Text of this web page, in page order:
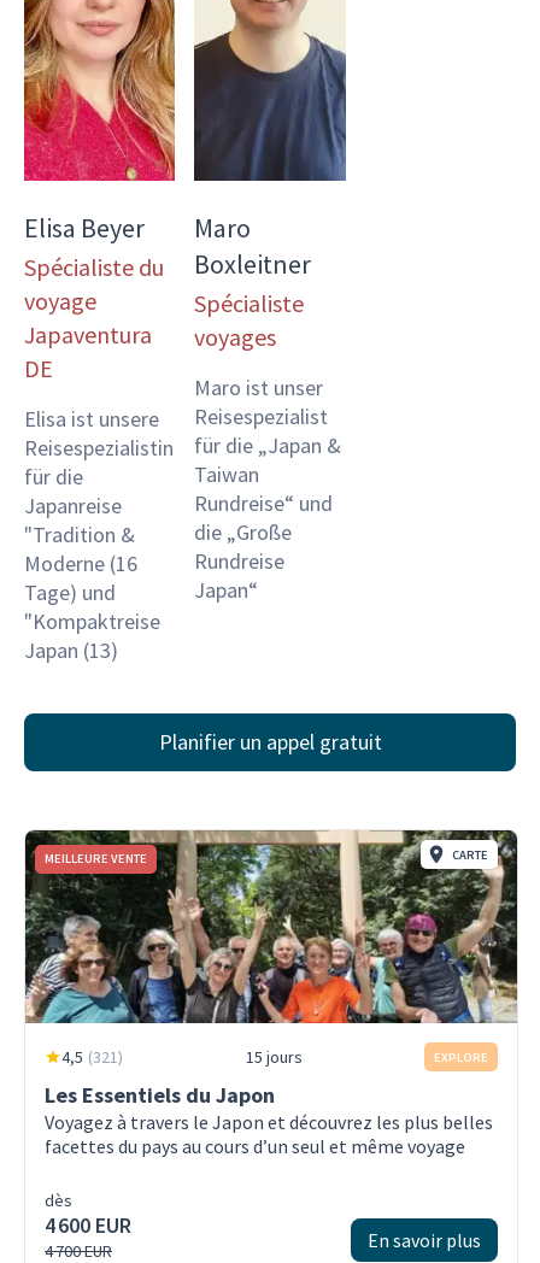
Elisa Beyer
Spécialiste du
voyage
Japaventura
DE
Elisa ist unsere
Reisespezialistin
für die
Japanreise
"Tradition &
Moderne (16
Tage) und
"Kompaktreise
Japan (13)
Maro
Boxleitner
Spécialiste
voyages
Maro ist unser
Reisespezialist
für die „Japan &
Taiwan
Rundreise“ und
die „Große
Rundreise
Japan“
Planifier un appel gratuit
MEILLEURE VENTE CARTE
4,5 (321) 15 jours EXPLORE
Les Essentiels du Japon
Voyagez à travers le Japon et découvrez les plus belles
facettes du pays au cours d’un seul et même voyage
dès
4 600 EUR
4 700 EUR En savoir plus